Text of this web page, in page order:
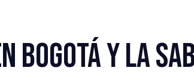
BOGOTÁ Y LA